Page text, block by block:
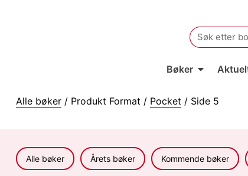
Search
for:
Bøker
Alle bøker / Produkt Format / Pocket / Side 5
Alle bøker Årets bøker Kommende bøker